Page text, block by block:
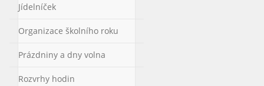
Jídelníček
Organizace školního roku
Prázdniny a dny volna
Rozvrhy hodin